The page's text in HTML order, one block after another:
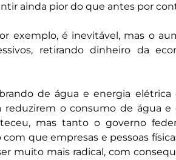
ainda pior do que antes por
exemplo, é inevitável, mas o
retirando dinheiro da
de água e energia
reduzirem o consumo de água
mas tanto o governo
que empresas e pessoas
muito mais radical, com